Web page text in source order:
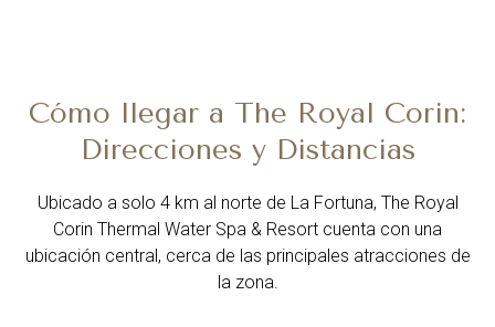
Cómo llegar a The Royal Corin:
Direcciones y Distancias
Ubicado a solo 4 km al norte de La Fortuna, The Royal
Corin Thermal Water Spa & Resort cuenta con una
ubicación central, cerca de las principales atracciones de
la zona.